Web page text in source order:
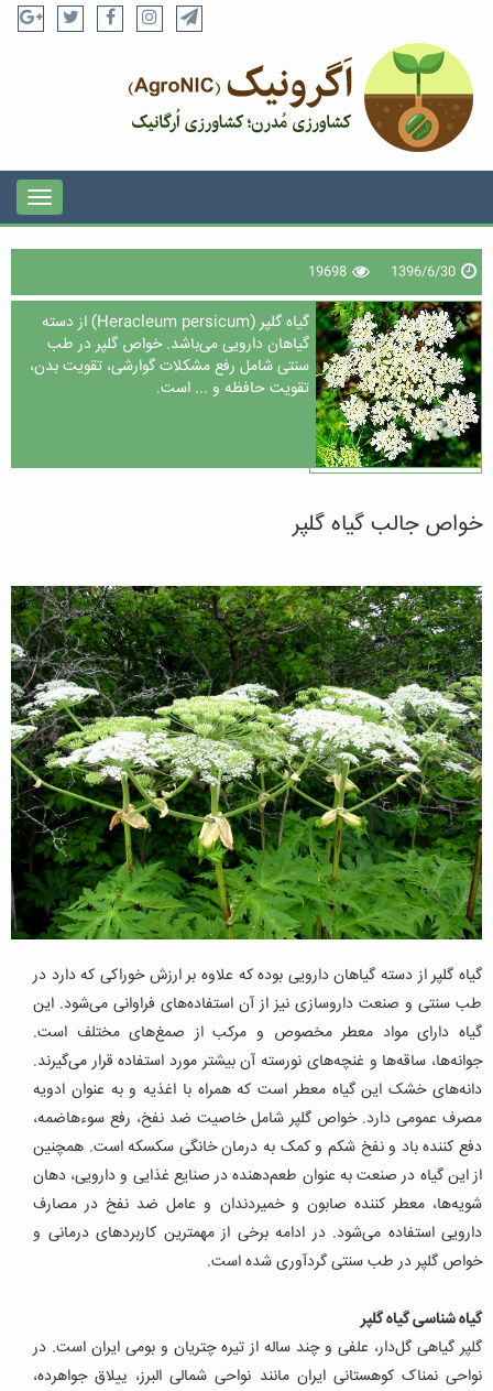
1396/6/30
19698
گیاه گلپر (Heracleum persicum) از دسته
گیاهان دارویی می‌باشد. خواص گلپر در طب
سنتی شامل رفع مشکلات گوارشی، تقویت بدن،
تقویت حافظه و ... است.
خواص جالب گیاه گلپر
گیاه گلپر از دسته گیاهان دارویی بوده که علاوه بر ارزش خوراکی که دارد در
طب سنتی و صنعت داروسازی نیز از آن استفاده‌های فراوانی می‌شود. این
گیاه دارای مواد معطر مخصوص و مرکب از صمغ‌‌های مختلف است.
جوانه‌‌ها، ساقه‌‌ها و غنچه‌های نورسته آن بیشتر مورد استفاده قرار می‌‌گیرند.
دانه‌های خشک این گیاه معطر است که همراه با اغذیه و به عنوان ادویه
مصرف عمومی‌ دارد. خواص گلپر شامل خاصیت ضد نفخ، رفع سوء‌هاضمه،
دفع کننده باد و نفخ شکم و کمک به درمان خانگی سکسکه است. همچنین
از این گیاه در صنعت به عنوان طعم‌دهنده در صنایع غذایی و دارویی، دهان
شویه‌ها، معطر کننده صابون و خمیر‌دندان و عامل ضد نفخ در مصارف
دارویی استفاده می‌شود. در ادامه برخی از مهمترین کاربردهای درمانی و
خواص گلپر در طب سنتی گردآوری شده است.
گیاه شناسی گیاه گلپر
گلپر گیاهی گل‌دار، علفی و چند ساله از تیره چتریان و بومی ‌ایران است. در
نواحی نمناک کوهستانی ایران مانند نواحی شمالی البرز، ییلاق جواهرده،